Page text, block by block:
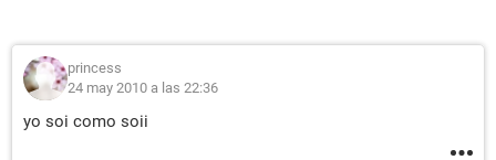
princess
24 may 2010 a las 22:36
yo soi como soii